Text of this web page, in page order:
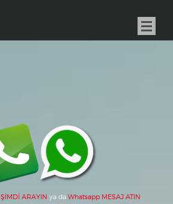
ŞİMDİ ARAYIN ya da Whatsapp MESAJ ATIN.